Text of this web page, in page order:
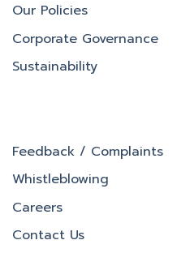
Our Policies
Corporate Governance
Sustainability
Feedback / Complaints
Whistleblowing
Careers
Contact Us